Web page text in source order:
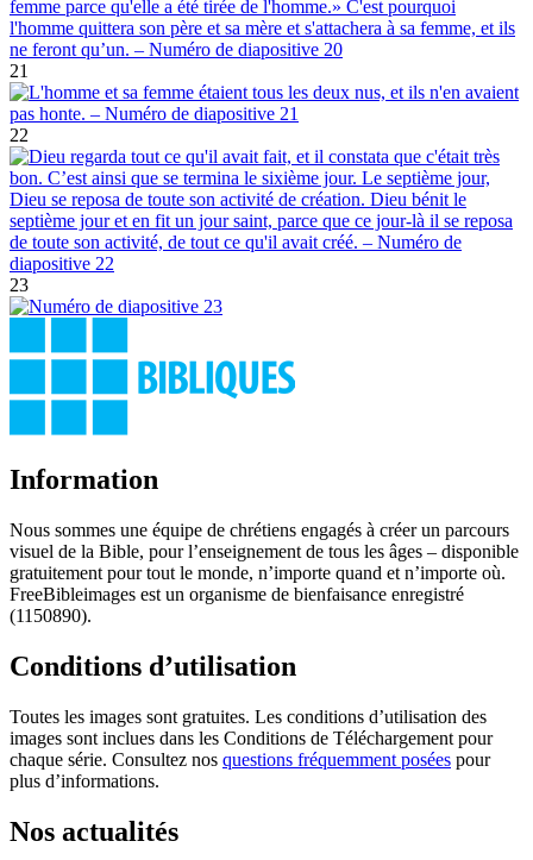
21
22
23
Information
Nous sommes une équipe de chrétiens engagés à créer un parcours
visuel de la Bible, pour l’enseignement de tous les âges – disponible
gratuitement pour tout le monde, n’importe quand et n’importe où.
FreeBibleimages est un organisme de bienfaisance enregistré
(1150890).
Conditions d’utilisation
Toutes les images sont gratuites. Les conditions d’utilisation des
images sont inclues dans les Conditions de Téléchargement pour
chaque série. Consultez nos questions fréquemment posées pour
plus d’informations.
Nos actualités